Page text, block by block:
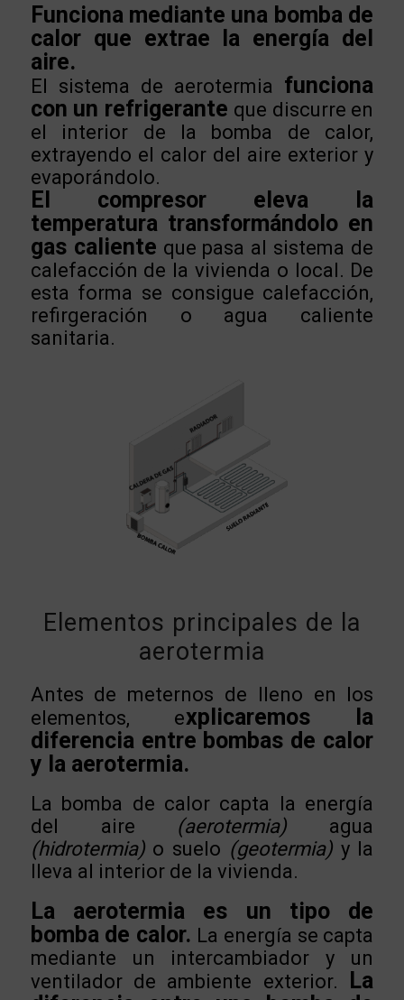
Funciona mediante una bomba de
calor que extrae la energía del
aire.
El sistema de aerotermia funciona
con un refrigerante que discurre en
el interior de la bomba de calor,
extrayendo el calor del aire exterior y
evaporándolo.
El compresor eleva la
temperatura transformándolo en
gas caliente que pasa al sistema de
calefacción de la vivienda o local. De
esta forma se consigue calefacción,
refirgeración o agua caliente
sanitaria.
Elementos principales de la
aerotermia
Antes de meternos de lleno en los
elementos, explicaremos la
diferencia entre bombas de calor
y la aerotermia.
La bomba de calor capta la energía
del aire (aerotermia) agua
(hidrotermia)o suelo (geotermia)y la
lleva al interior de la vivienda.
La aerotermia es un tipo de
bomba de calor. La energía se capta
mediante un intercambiador y un
ventilador de ambiente exterior.
La